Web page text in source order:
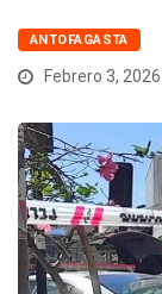
ANTOFAGASTA
Febrero 3, 2026